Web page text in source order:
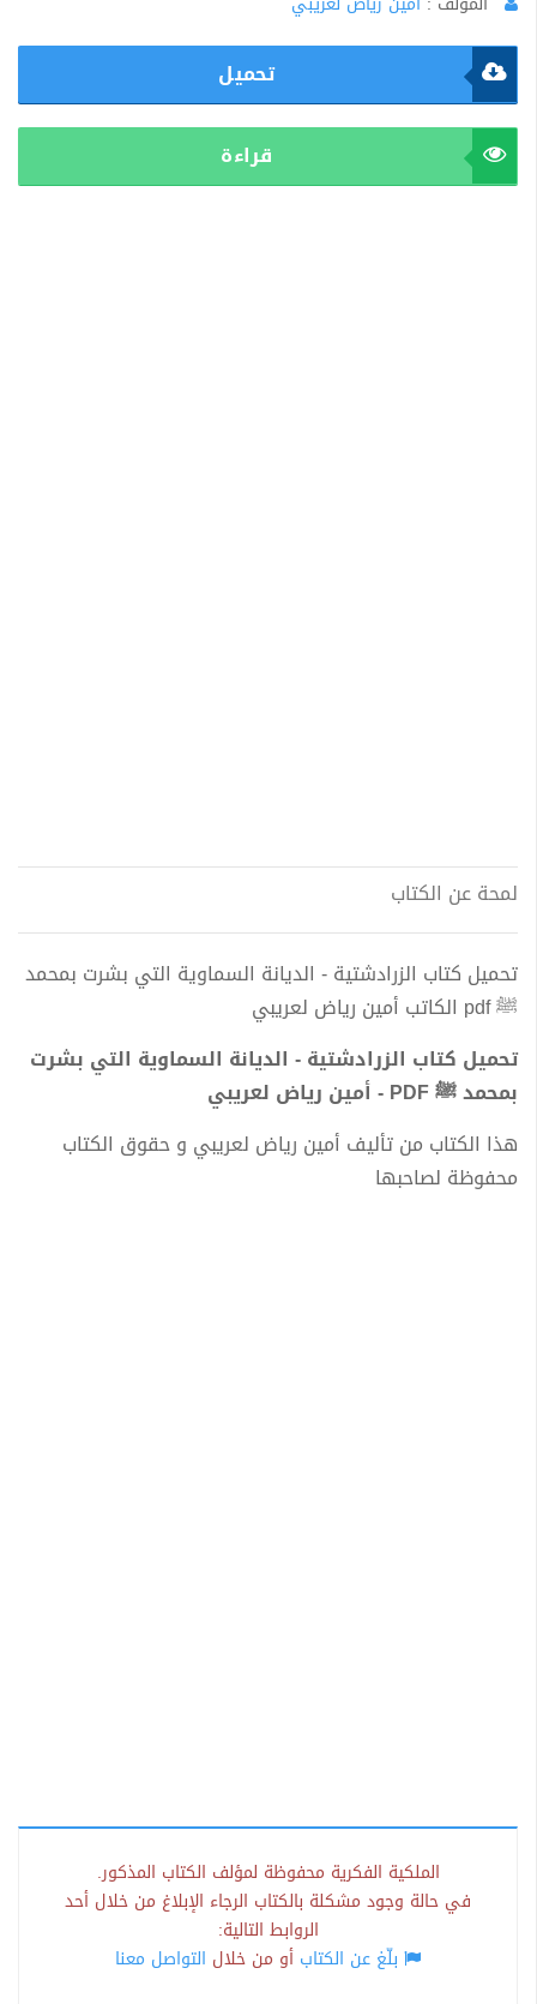
تحميل
قراءة
لمحة عن الكتاب
تحميل كتاب الزرادشتية - الديانة السماوية التي بشرت بمحمد
ﷺ pdf الكاتب أمين رياض لعريبي
تحميل كتاب الزرادشتية - الديانة السماوية التي بشرت
بمحمد ﷺ PDF - أمين رياض لعريبي
هذا الكتاب من تأليف أمين رياض لعريبي و حقوق الكتاب
محفوظة لصاحبها
الملكية الفكرية محفوظة لمؤلف الكتاب المذكور.
في حالة وجود مشكلة بالكتاب الرجاء الإبلاغ من خلال أحد
الروابط التالية:
بلّغ عن الكتاب أو من خلال التواصل معنا